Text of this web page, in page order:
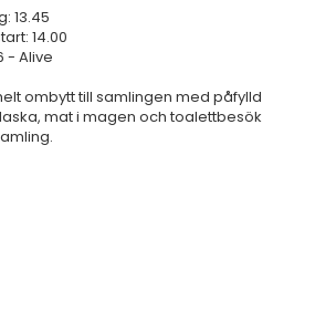
13.45
14.00
- Alive
ombytt till samlingen med påfylld
mat i magen och toalettbesök